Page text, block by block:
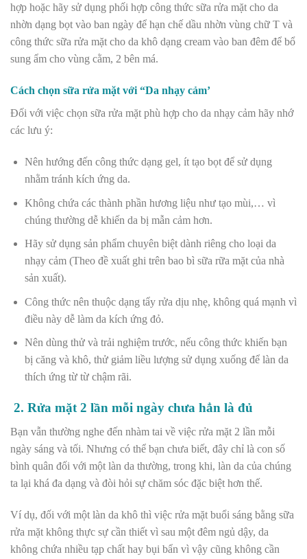
hợp hoặc hãy sử dụng phối hợp công thức sữa rửa mặt cho da
nhờn dạng bọt vào ban ngày để hạn chế dầu nhờn vùng chữ T và
công thức sữa rửa mặt cho da khô dạng cream vào ban đêm để bổ
sung ẩm cho vùng cằm, 2 bên má.
Cách chọn sữa rửa mặt với “Da nhạy cảm’
Đối với việc chọn sữa rửa mặt phù hợp cho da nhạy cảm hãy nhớ
các lưu ý:
Nên hướng đến công thức dạng gel, ít tạo bọt để sử dụng
nhằm tránh kích ứng da.
Không chứa các thành phần hương liệu như tạo mùi,… vì
chúng thường dễ khiến da bị mẫn cảm hơn.
Hãy sử dụng sản phẩm chuyên biệt dành riêng cho loại da
nhạy cảm (Theo đề xuất ghi trên bao bì sữa rữa mặt của nhà
sản xuất).
Công thức nên thuộc dạng tẩy rửa dịu nhẹ, không quá mạnh vì
điều này dễ làm da kích ứng đỏ.
Nên dùng thử và trải nghiệm trước, nếu công thức khiến bạn
bị căng và khô, thử giảm liều lượng sử dụng xuống để làn da
thích ứng từ từ chậm rãi.
2. Rửa mặt 2 lần mỗi ngày chưa hẳn là đủ
Bạn vẫn thường nghe đến nhàm tai về việc rửa mặt 2 lần mỗi
ngày sáng và tối. Nhưng có thể bạn chưa biết, đây chỉ là con số
bình quân đối với một làn da thường, trong khi, làn da của chúng
ta lại khá đa dạng và đòi hỏi sự chăm sóc đặc biệt hơn thế.
Ví dụ, đối với một làn da khô thì việc rửa mặt buổi sáng bằng sữa
rửa mặt không thực sự cần thiết vì sau một đêm ngủ dậy, da
không chứa nhiều tạp chất hay bụi bẩn vì vậy cũng không cần